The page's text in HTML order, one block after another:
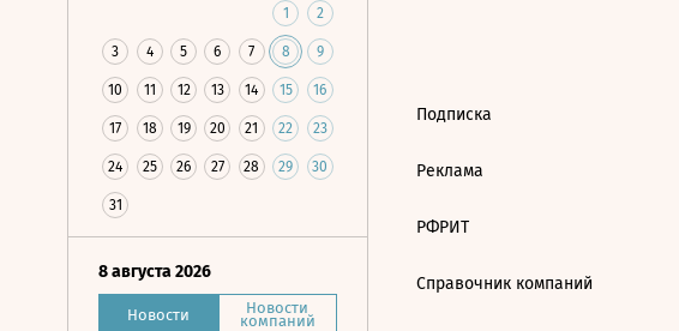
1 2
3 4 5 6 7 8 9
10 11 12 13 14 15 16
17 18 19 20 21 22 23
24 25 26 27 28 29 30
31
8 августа 2026
Новости Новости
компаний
Подписка
Реклама
РФРИТ
Справочник компаний